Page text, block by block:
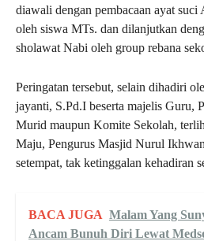
diawali dengan pembacaan ayat suci
oleh siswa MTs. dan dilanjutkan
sholawat Nabi oleh group rebana
Peringatan tersebut, selain dihadiri
jayanti, S.Pd.I beserta majelis Guru,
Murid maupun Komite Sekolah,
Maju, Pengurus Masjid Nurul
setempat, tak ketinggalan kehadiran
BACA JUGA Malam Yang
Ancam Bunuh Diri Lewat